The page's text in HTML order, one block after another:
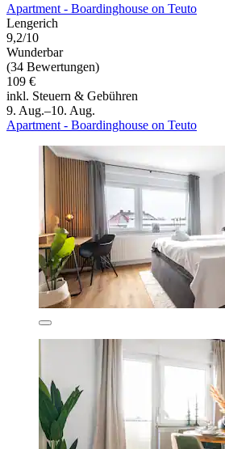
Apartment - Boardinghouse on Teuto
Lengerich
9,2/10
Wunderbar
(34 Bewertungen)
109 €
inkl. Steuern & Gebühren
9. Aug.–10. Aug.
Apartment - Boardinghouse on Teuto